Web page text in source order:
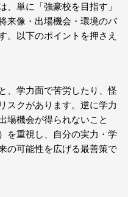
、単に「強豪校を目指す」
来像・出場機会・環境のバ
。以下のポイントを押さえ
、学力面で苦労したり、怪
スクがあります。逆に学力
場機会が得られないこと
を重視し、自分の実力・学
の可能性を広げる最善策で